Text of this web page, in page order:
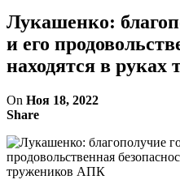
Лукашенко:
и его
находятся в
On Ноя 18, 2022
Share